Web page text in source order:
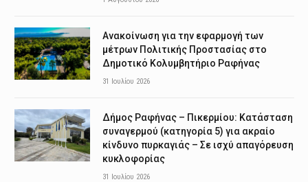
Ανακοίνωση για την εφαρμογή των
μέτρων Πολιτικής Προστασίας στο
Δημοτικό Κολυμβητήριο Ραφήνας
31 Ιουλίου 2026
Δήμος Ραφήνας – Πικερμίου: Κατάσταση
συναγερμού (κατηγορία 5) για ακραίο
κίνδυνο πυρκαγιάς – Σε ισχύ απαγόρευση
κυκλοφορίας
31 Ιουλίου 2026